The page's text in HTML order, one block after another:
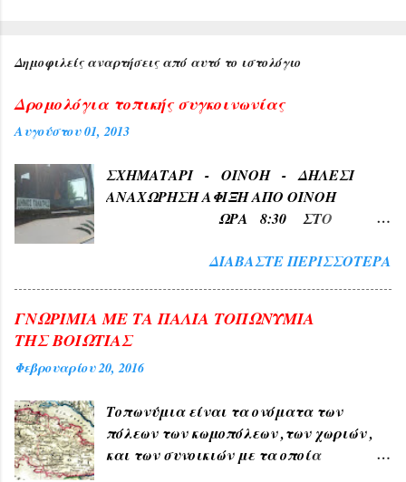
Δημοφιλείς αναρτήσεις από αυτό το ιστολόγιο
Δρομολόγια τοπικής συγκοινωνίας
Αυγούστου 01, 2013
ΣΧΗΜΑΤΑΡΙ - ΟΙΝΟΗ - ΔΗΛΕΣΙ
ΑΝΑΧΩΡΗΣΗ ΑΦΙΞΗ ΑΠΟ ΟΙΝΟΗ
ΩΡΑ 8:30 ΣΤΟ
ΣΧΗΜΑΤΑΡΙ ΩΡΑ 8:35
ΩΡΑ 8:50 Στην Αγίου
Γεωργίου στο Τέρμα 9:00 Επιστροφη
στην Πλακα και αναχωρηση για
ΔΙΑΒΆΣΤΕ ΠΕΡΙΣΣΌΤΕΡΑ
ΓΝΩΡΙΜΙΑ ΜΕ ΤΑ ΠΑΛΙΑ ΤΟΠΩΝΥΜΙΑ
ΤΗΣ ΒΟΙΩΤΙΑΣ
Φεβρουαρίου 20, 2016
Τοπωνύμια είναι τα ονόματα των
πόλεων των κωμοπόλεων ,των χωριών ,
και των συνοικιών με τα οποία